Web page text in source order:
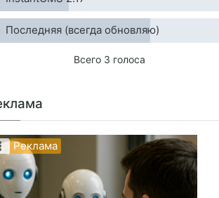
Последняя (всегда обновляю)
Всего 3 голоса
Реклама